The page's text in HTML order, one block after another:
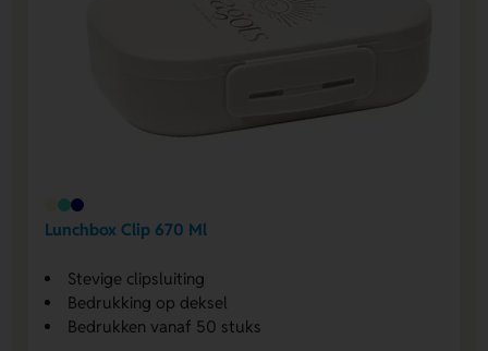
Lunchbox Clip 670 Ml
Stevige clipsluiting
Bedrukking op deksel
Bedrukken vanaf 50 stuks